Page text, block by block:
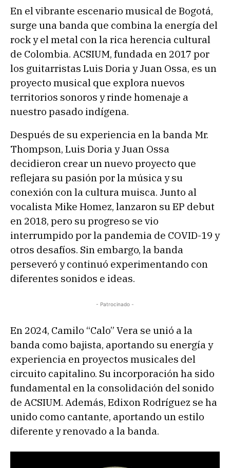
En el vibrante escenario musical de Bogotá,
surge una banda que combina la energía del
rock y el metal con la rica herencia cultural
de Colombia. ACSIUM, fundada en 2017 por
los guitarristas Luis Doria y Juan Ossa, es un
proyecto musical que explora nuevos
territorios sonoros y rinde homenaje a
nuestro pasado indígena.
Después de su experiencia en la banda Mr.
Thompson, Luis Doria y Juan Ossa
decidieron crear un nuevo proyecto que
reflejara su pasión por la música y su
conexión con la cultura muisca. Junto al
vocalista Mike Homez, lanzaron su EP debut
en 2018, pero su progreso se vio
interrumpido por la pandemia de COVID-19 y
otros desafíos. Sin embargo, la banda
perseveró y continuó experimentando con
diferentes sonidos e ideas.
- Patrocinado -
En 2024, Camilo “Calo” Vera se unió a la
banda como bajista, aportando su energía y
experiencia en proyectos musicales del
circuito capitalino. Su incorporación ha sido
fundamental en la consolidación del sonido
de ACSIUM. Además, Edixon Rodríguez se ha
unido como cantante, aportando un estilo
diferente y renovado a la banda.